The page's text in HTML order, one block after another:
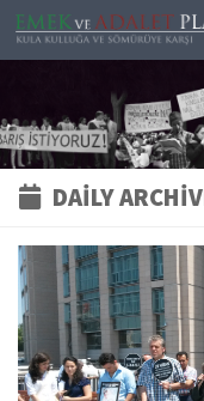
Skip to content
DAILY